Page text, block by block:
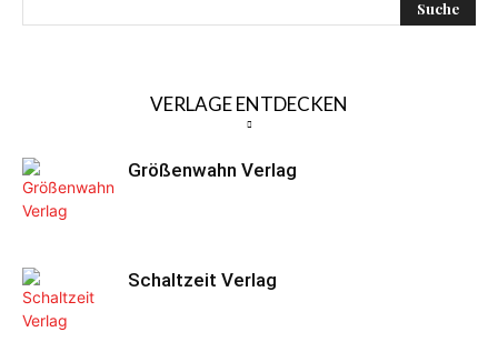
VERLAGE ENTDECKEN
Größenwahn Verlag
Schaltzeit Verlag